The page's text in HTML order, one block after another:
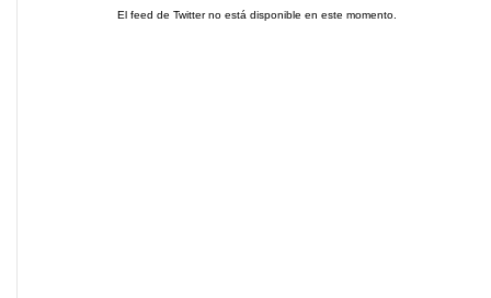
El feed de Twitter no está disponible en este momento.